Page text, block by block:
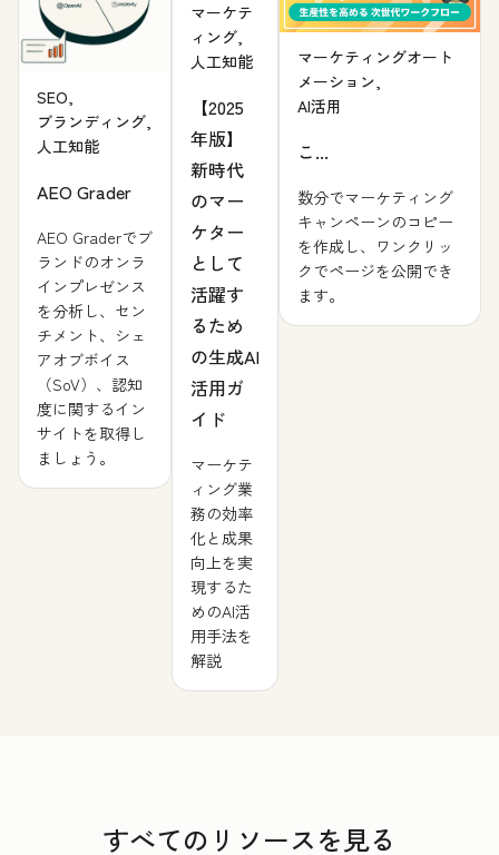
SEO,
ブランディング,
人工知能
AEO Grader
AEO Graderでブ
ランドのオンラ
インプレゼンス
を分析し、セン
チメント、シェ
アオブボイス
（SoV）、認知
度に関するイン
サイトを取得し
ましょう。
マーケテ
ィング,
人工知能
【2025
年版】
新時代
のマー
ケター
として
活躍す
るため
の生成AI
活用ガ
イド
マーケテ
ィング業
務の効率
化と成果
向上を実
現するた
めのAI活
用手法を
解説
マーケティングオート
メーション,
AI活用
こ...
数分でマーケティング
キャンペーンのコピー
を作成し、ワンクリッ
クでページを公開でき
ます。
すべてのリソースを見る